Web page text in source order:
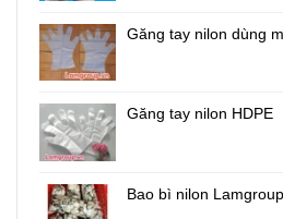
Găng tay nilon dùng
Găng tay nilon HDPE
Bao bì nilon Lamgroup